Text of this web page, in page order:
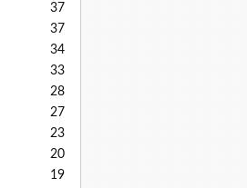
37
37
34
33
28
27
23
20
19